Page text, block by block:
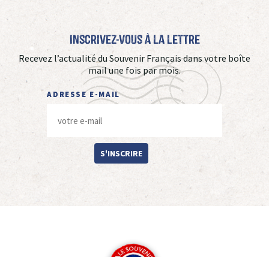
Inscrivez-vous à La Lettre
Recevez l’actualité du Souvenir Français dans votre boîte
mail une fois par mois.
ADRESSE E-MAIL
S'INSCRIRE